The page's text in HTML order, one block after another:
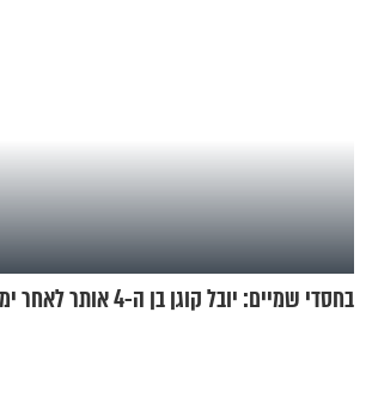
בחסדי שמיים: יובל קוגן בן ה-4 אותר לאחר יממה של חיפושים